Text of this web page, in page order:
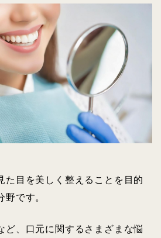
た目を美しく整えることを目的
野です。
ど、口元に関するさまざまな悩